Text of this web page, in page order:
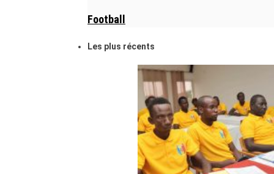
Football
Les plus récents